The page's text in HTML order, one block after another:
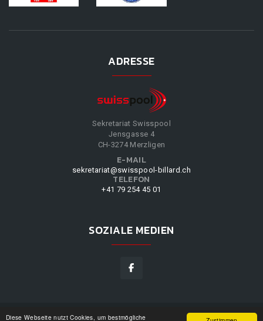
Diese Webseite nutzt Cookies, um bestmögliche
ADRESSE
Sekretariat Swisspool
Jensgasse 4
CH-3274 Merzligen
E-MAIL
sekretariat@swisspool-billard.ch
TELEFON
+41 79 254 45 01
SOZIALE MEDIEN